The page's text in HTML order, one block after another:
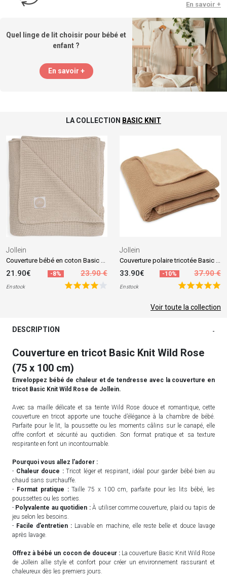
En savoir +
Quel linge de lit choisir pour bébé et
enfant ?
En savoir +
LA COLLECTION BASIC KNIT
Jollein
21.90€ -8% 23.90 €
En stock
Jollein
33.90€ -10% 37.90 €
En stock
Voir toute la collection
DESCRIPTION -
Couverture en tricot Basic Knit Wild Rose
(75 x 100 cm)
Enveloppez bébé de chaleur et de tendresse avec la couverture en
tricot Basic Knit Wild Rose de Jollein.
Avec sa maille délicate et sa teinte Wild Rose douce et romantique, cette
couverture en tricot apporte une touche d’élégance à la chambre de bébé.
Parfaite pour le lit, la poussette ou les moments câlins sur le canapé, elle
offre confort et sécurité au quotidien. Son format pratique et sa texture
respirante en font un incontournable.
Pourquoi vous allez l'adorer :
- Chaleur douce :Tricot léger et respirant, idéal pour garder bébé bien au
chaud sans surchauffe.
- Format pratique :Taille 75 x 100 cm, parfaite pour les lits bébé, les
poussettes ou les sorties.
- Polyvalente au quotidien :À utiliser comme couverture, plaid ou tapis de
jeu selon les besoins.
- Facile d’entretien : Lavable en machine, elle reste belle et douce lavage
après lavage.
Offrez à bébé un cocon de douceur : La couverture Basic Knit Wild Rose
de Jollein allie style et confort pour créer un environnement rassurant et
chaleureux dès les premiers jours.